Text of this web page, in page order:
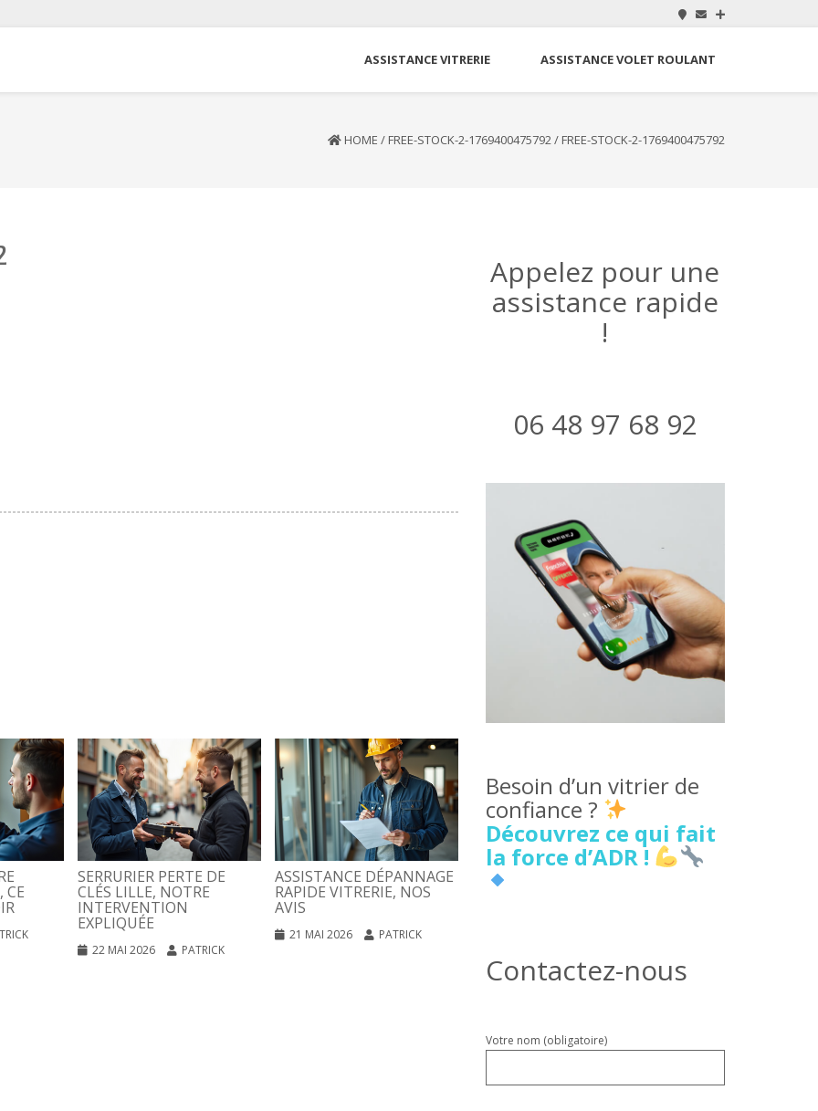
ASSISTANCE VITRERIE ASSISTANCE VOLET ROULANT
HOME / FREE-STOCK-2-1769400475792/ FREE-STOCK-2-1769400475792
CE
SERRURIER PERTE DE
CLÉS LILLE, NOTRE
INTERVENTION
EXPLIQUÉE
22 MAI 2026 PATRICK
ASSISTANCE DÉPANNAGE
RAPIDE VITRERIE, NOS
AVIS
21 MAI 2026 PATRICK
5 SIGNES DE FUITE D’EAU
CACHÉE À LILLE À NE PAS
Appelez pour une
assistance rapide
!
06 48 97 68 92
Besoin d’un vitrier de
confiance ?
Découvrez ce qui fait
la force d’ADR !
Contactez-nous
Veuillez
Votre nom (obligatoire)